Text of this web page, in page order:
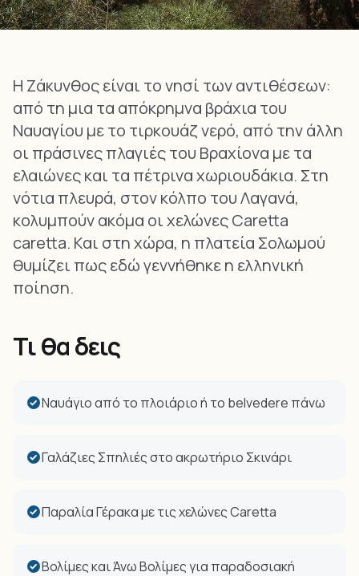
Η Ζάκυνθος είναι το νησί των αντιθέσεων:
από τη μια τα απόκρημνα βράχια του
Ναυαγίου με το τιρκουάζ νερό, από την άλλη
οι πράσινες πλαγιές του Βραχίονα με τα
ελαιώνες και τα πέτρινα χωριουδάκια. Στη
νότια πλευρά, στον κόλπο του Λαγανά,
κολυμπούν ακόμα οι χελώνες Caretta
caretta. Και στη χώρα, η πλατεία Σολωμού
θυμίζει πως εδώ γεννήθηκε η ελληνική
ποίηση.
Τι θα δεις
Ναυάγιο από το πλοιάριο ή το belvedere πάνω
Γαλάζιες Σπηλιές στο ακρωτήριο Σκινάρι
Παραλία Γέρακα με τις χελώνες Caretta
Βολίμες και Άνω Βολίμες για παραδοσιακή